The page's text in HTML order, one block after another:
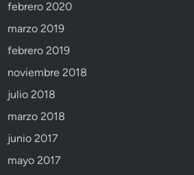
febrero 2020
marzo 2019
febrero 2019
noviembre 2018
julio 2018
marzo 2018
junio 2017
mayo 2017